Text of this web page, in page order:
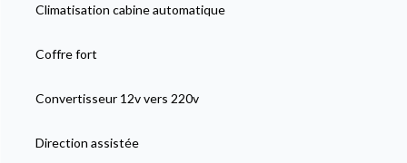
Climatisation cabine automatique
Coffre fort
Convertisseur 12v vers 220v
Direction assistée